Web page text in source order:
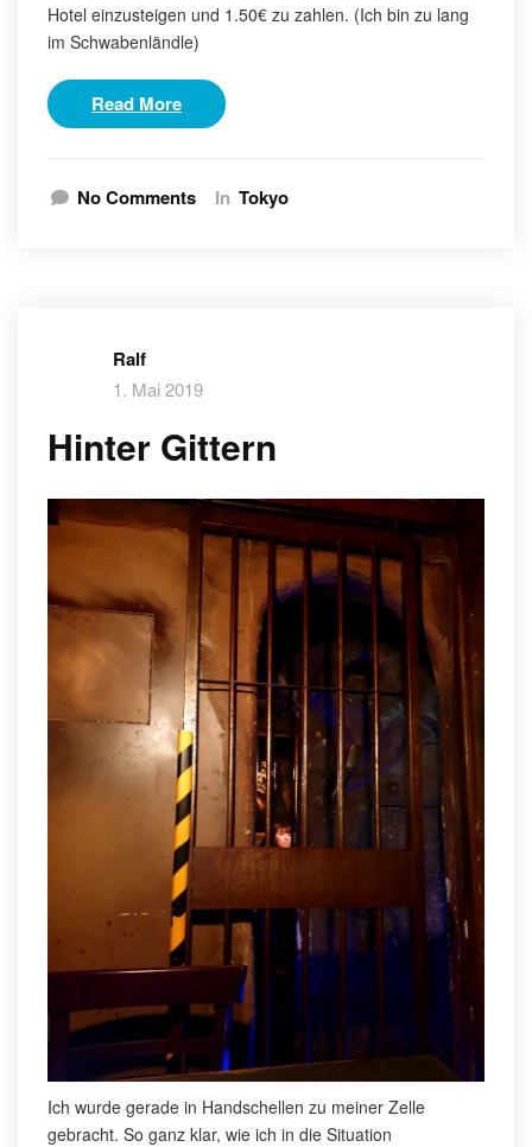
Hotel einzusteigen und 1.50€ zu zahlen. (Ich bin zu lang
im Schwabenländle)
Read More
No Comments In Tokyo
Ralf
1. Mai 2019
Hinter Gittern
Ich wurde gerade in Handschellen zu meiner Zelle
gebracht. So ganz klar, wie ich in die Situation